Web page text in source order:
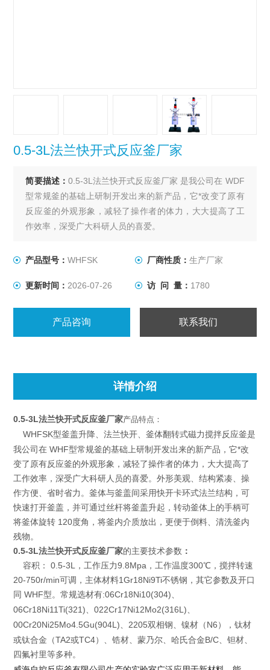
0.5-3L法兰快开式反应釜厂家
简要描述： 0.5-3L法兰快开式反应釜厂家 是我公司在 WDF
型常规釜的基础上研制开发出来的新产品，它*改变了原有
反应釜的外观形象，减轻了操作者的体力，大大提高了工
作效率，深受广大科研人员的喜爱。
产品型号：WHFSK 厂商性质： 生产厂家
更新时间： 2026-07-26 访 问 量： 1780
产品咨询 联系我们
详情介绍
0.5-3L法兰快开式反应釜厂家产品特点：
WHFSK型釜盖升降、法兰快开、釜体翻转式磁力搅拌反应釜是
我公司在 WHF型常规釜的基础上研制开发出来的新产品，它*改
变了原有反应釜的外观形象，减轻了操作者的体力，大大提高了
工作效率，深受广大科研人员的喜爱。外形美观、结构紧凑、操
作方便、省时省力。釜体与釜盖间采用快开卡环式法兰结构，可
快速打开釜盖，并可通过丝杆将釜盖升起，转动釜体上的手柄可
将釜体旋转 120度角，将釜内介质放出，更便于倒料、清洗釜内
残物。
0.5-3L法兰快开式反应釜厂家的主要技术参数 ：
容积： 0.5-3L，工作压力9.8Mpa，工作温度300℃，搅拌转速
20-750r/min可调，主体材料1Gr18Ni9Ti不锈钢，其它参数及开口
同 WHF型。常规选材有:06Cr18Ni10(304)、
06Cr18Ni11Ti(321)、022Cr17Ni12Mo2(316L)、
00Cr20Ni25Mo4.5Gu(904L)、2205双相钢、镍材（ N6 ），钛材
或钛合金（TA2或TC4）、锆材、蒙乃尔、哈氏合金B/C、钽材、
四氟衬里等多种。